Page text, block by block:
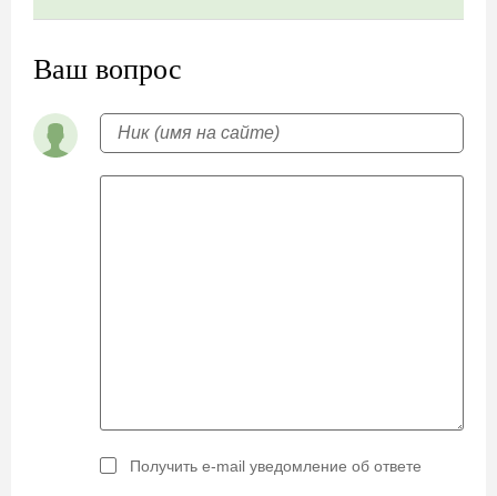
Ваш вопрос
Получить e-mail уведомление об ответе